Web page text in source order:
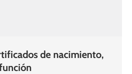
de nacimiento,